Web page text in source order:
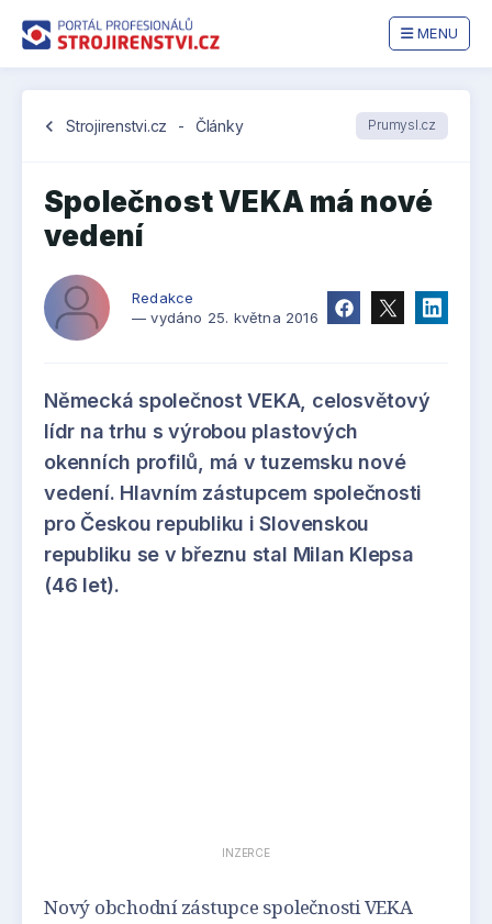
MENU
chevron_left Strojirenstvi.cz - Články Prumysl.cz
Společnost VEKA má nové
vedení
Redakce
— vydáno 25. května 2016
Německá společnost VEKA, celosvětový
lídr na trhu s výrobou plastových
okenních profilů, má v tuzemsku nové
vedení. Hlavním zástupcem společnosti
pro Českou republiku i Slovenskou
republiku se v březnu stal Milan Klepsa
(46 let).
INZERCE
Nový obchodní zástupce společnosti VEKA